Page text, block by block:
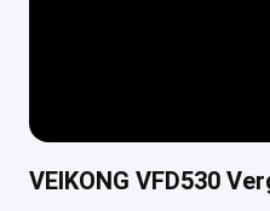
VEIKONG VFD530